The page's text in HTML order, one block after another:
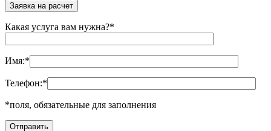
Заявка на расчет
Какая услуга вам нужна?*
Имя:*
Телефон:*
*поля, обязательные для заполнения